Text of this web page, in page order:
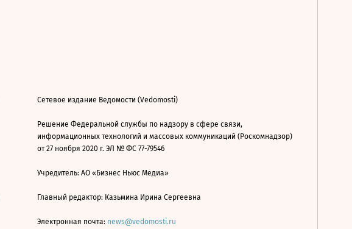
Сетевое издание Ведомости (Vedomosti)
Решение Федеральной службы по надзору в сфере связи,
информационных технологий и массовых коммуникаций (Роскомнадзор)
от 27 ноября 2020 г. ЭЛ № ФС 77-79546
Учредитель: АО «Бизнес Ньюс Медиа»
Главный редактор: Казьмина Ирина Сергеевна
Электронная почта: news@vedomosti.ru